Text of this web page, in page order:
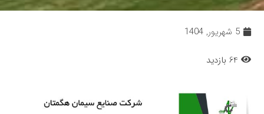
5 شهریور, 1404